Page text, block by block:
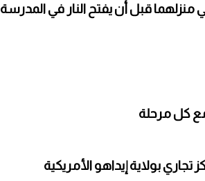
منزلهما قبل أن يفتح النار في المدرسة
كل مرحلة